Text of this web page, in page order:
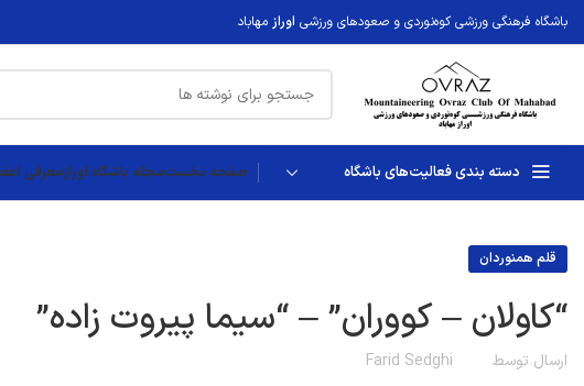
باشگاه فرهنگی ورزشی کوه‌نوردی و صعودهای ورزشی اوراز مهاباد
دسته بندی فعالیت‌های باشگاه صفحه نخستمجله باشگاه اورازمعرفی
قلم همنوردان
“کاولان – کووران” – “سیما پیروت زاده”
ارسال توسط
Farid Sedghi